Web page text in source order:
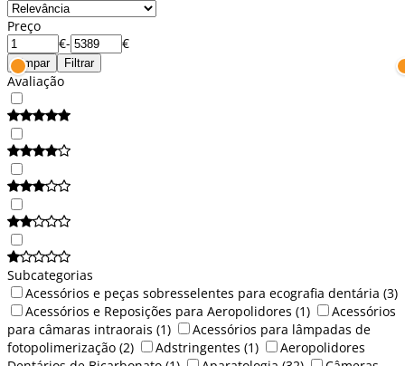
Preço
€- €
Limpar Filtrar
Avaliação
Subcategorias
Acessórios e peças sobresselentes para ecografia dentária (3)
Acessórios e Reposições para Aeropolidores (1)
Acessórios
para câmaras intraorais (1)
Acessórios para lâmpadas de
fotopolimerização (2) Adstringentes (1)
Aeropolidores